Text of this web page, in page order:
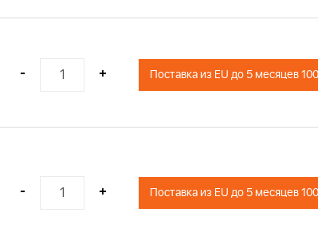
- + Поставка из EU до 5 месяцев
- + Поставка из EU до 5 месяцев